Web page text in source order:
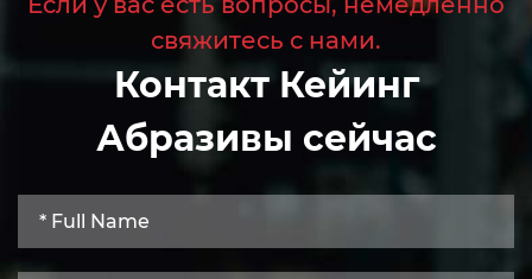
свяжитесь с нами.
Контакт Кейинг
Абразивы сейчас